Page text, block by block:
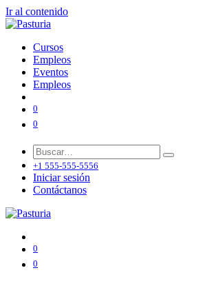
Ir al contenido
Cursos
Empleos
Eventos
Empleos
0
0
+1 555-555-5556
Iniciar sesión
Contáctanos
0
0